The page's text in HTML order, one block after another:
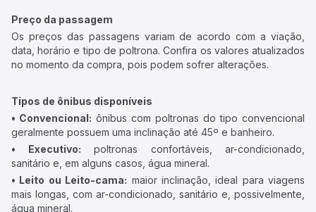
Preço da passagem
Os preços das passagens variam de acordo com a viação,
data, horário e tipo de poltrona. Confira os valores atualizados
no momento da compra, pois podem sofrer alterações.
Tipos de ônibus disponíveis
• Convencional: ônibus com poltronas do tipo convencional
geralmente possuem uma inclinação até 45º e banheiro.
• Executivo: poltronas confortáveis, ar-condicionado,
sanitário e, em alguns casos, água mineral.
• Leito ou Leito-cama: maior inclinação, ideal para viagens
mais longas, com ar-condicionado, sanitário e, possivelmente,
água mineral.